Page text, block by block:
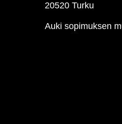
20520 Turku
Auki sopimuksen